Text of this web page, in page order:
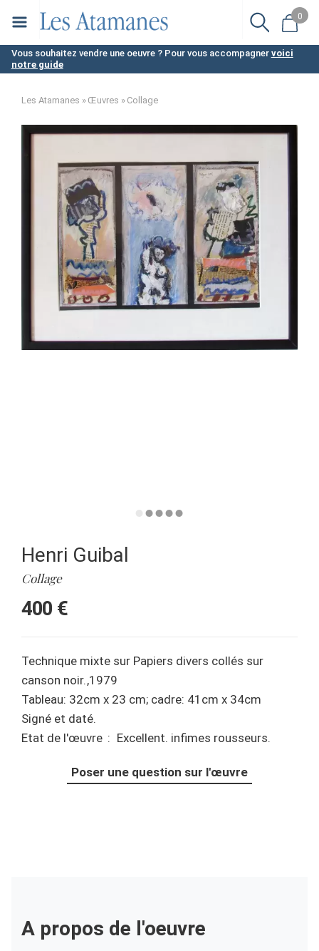
au
contenu
principal
0
Vous souhaitez vendre une oeuvre ? Pour vous accompagner voici
notre guide
Les Atamanes Œuvres Collage
Henri Guibal
Collage
400 €
Technique mixte sur Papiers divers collés sur
canson noir. 1979
Tableau: 32cm x 23 cm; cadre: 41cm x 34cm
Signé et daté.
Etat de l'œuvre
Excellent. infimes rousseurs.
Poser une question sur l'œuvre
A propos de l'oeuvre